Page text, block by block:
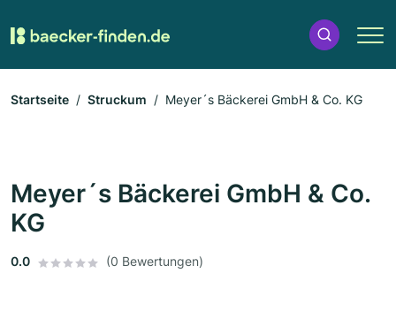
Startseite Struckum Meyer´s Bäckerei GmbH & Co. KG
Meyer´s Bäckerei GmbH & Co.
KG
0.0 (0 Bewertungen)